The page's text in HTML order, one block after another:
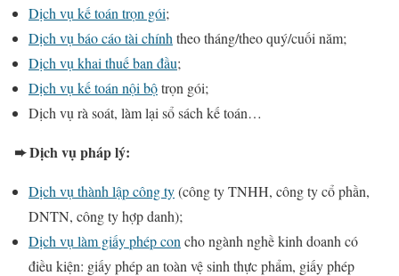
Dịch vụ kế toán trọn gói;
Dịch vụ báo cáo tài chính theo tháng/theo quý/cuối năm;
Dịch vụ khai thuế ban đầu;
Dịch vụ kế toán nội bộtrọn gói;
Dịch vụ rà soát, làm lại sổ sách kế toán…
➨ Dịch vụ pháp lý:
Dịch vụ thành lập công ty(công ty TNHH, công ty cổ phần,
DNTN, công ty hợp danh);
Dịch vụ làm giấy phép con cho ngành nghề kinh doanh có
điều kiện: giấy phép an toàn vệ sinh thực phẩm, giấy phép